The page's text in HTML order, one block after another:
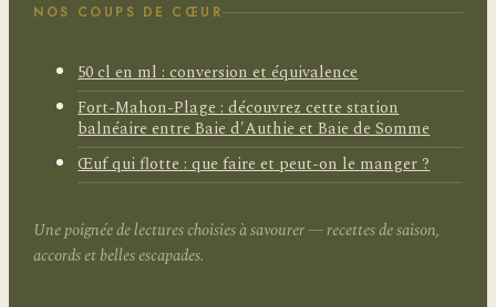
NOS COUPS DE CŒUR
50 cl en ml : conversion et équivalence
Fort-Mahon-Plage : découvrez cette station
balnéaire entre Baie d'Authie et Baie de Somme
Œuf qui flotte : que faire et peut-on le manger ?
Une poignée de lectures choisies à savourer — recettes de saison,
accords et belles escapades.